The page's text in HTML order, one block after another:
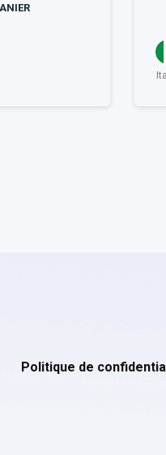
Politique de